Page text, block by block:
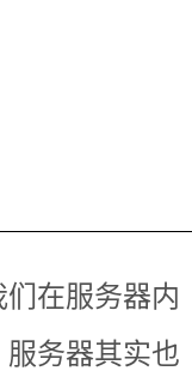
在服务器内
务器其实也